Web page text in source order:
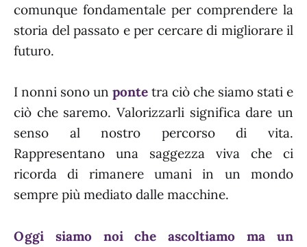
comunque fondamentale per comprendere la
storia del passato e per cercare di migliorare il
futuro.
I nonni sono un ponte tra ciò che siamo stati e
ciò che saremo. Valorizzarli significa dare un
senso al nostro percorso di vita.
Rappresentano una saggezza viva che ci
ricorda di rimanere umani in un mondo
sempre più mediato dalle macchine.
Oggi siamo noi che ascoltiamo ma un